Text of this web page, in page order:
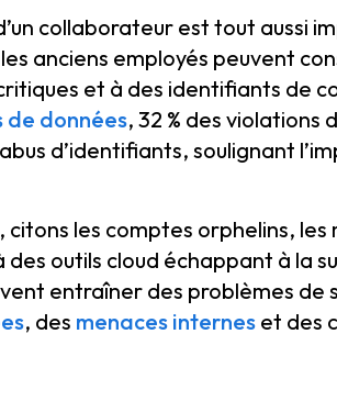
collaborateur est tout aussi
anciens employés peuvent
et à des identifiants de
de données, 32 % des violations
d’identifiants, soulignant
les comptes orphelins, les
outils cloud échappant à la
entraîner des problèmes de
, des menaces internes et des